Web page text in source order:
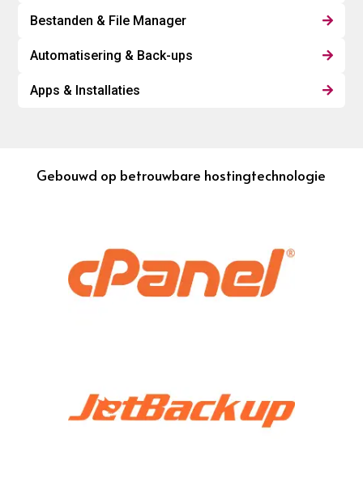
Bestanden & File Manager 
Automatisering & Back-ups 
Apps & Installaties 
Gebouwd op betrouwbare hostingtechnologie